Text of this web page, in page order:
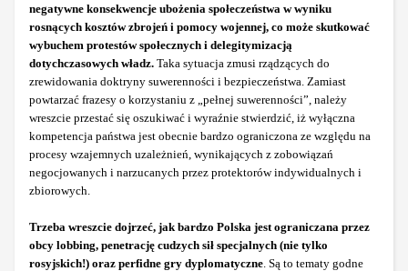
negatywne konsekwencje ubożenia społeczeństwa w wyniku
rosnących kosztów zbrojeń i pomocy wojennej, co może skutkować
wybuchem protestów społecznych i delegitymizacją
dotychczasowych władz. Taka sytuacja zmusi rządzących do
zrewidowania doktryny suwerenności i bezpieczeństwa. Zamiast
powtarzać frazesy o korzystaniu z „pełnej suwerenności”, należy
wreszcie przestać się oszukiwać i wyraźnie stwierdzić, iż wyłączna
kompetencja państwa jest obecnie bardzo ograniczona ze względu na
procesy wzajemnych uzależnień, wynikających z zobowiązań
negocjowanych i narzucanych przez protektorów indywidualnych i
zbiorowych.
Trzeba wreszcie dojrzeć, jak bardzo Polska jest ograniczana przez
obcy lobbing, penetrację cudzych sił specjalnych (nie tylko
rosyjskich!) oraz perfidne gry dyplomatyczne . Są to tematy godne